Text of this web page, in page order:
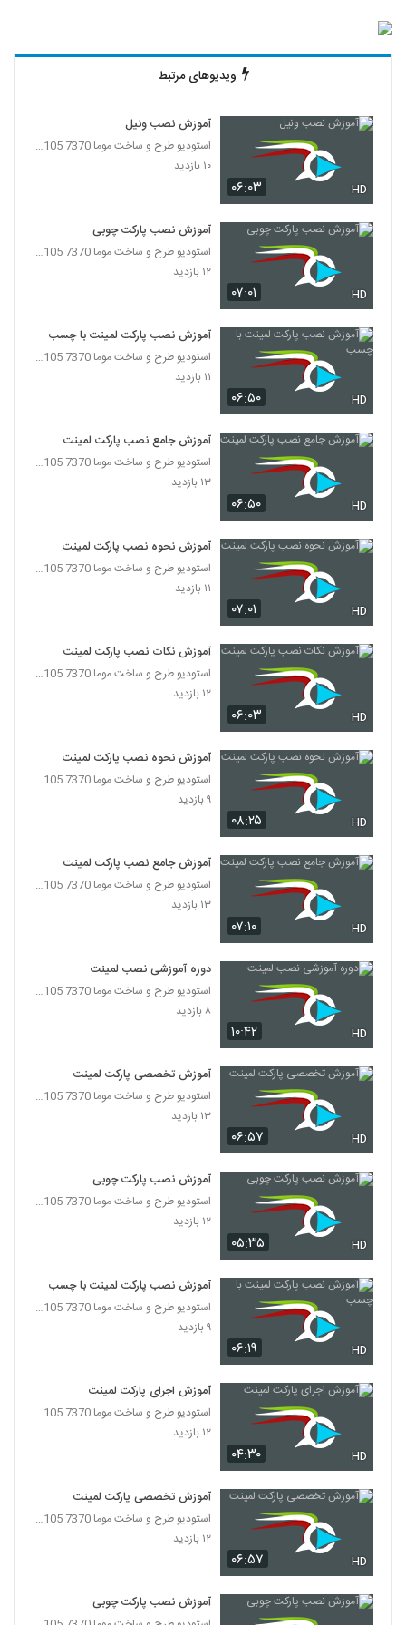
ویدیوهای مرتبط
۰۶:۰۳ HD
آموزش نصب ونیل
استودیو طرح و ساخت موما 7370 7105-021
۱۰ بازدید
۰۷:۰۱ HD
آموزش نصب پارکت چوبی
استودیو طرح و ساخت موما 7370 7105-021
۱۲ بازدید
۰۶:۵۰ HD
آموزش نصب پارکت لمینت با چسب
استودیو طرح و ساخت موما 7370 7105-021
۱۱ بازدید
۰۶:۵۰ HD
آموزش جامع نصب پارکت لمینت
استودیو طرح و ساخت موما 7370 7105-021
۱۳ بازدید
۰۷:۰۱ HD
آموزش نحوه نصب پارکت لمینت
استودیو طرح و ساخت موما 7370 7105-021
۱۱ بازدید
۰۶:۰۳ HD
آموزش نکات نصب پارکت لمینت
استودیو طرح و ساخت موما 7370 7105-021
۱۲ بازدید
۰۸:۲۵ HD
آموزش نحوه نصب پارکت لمینت
استودیو طرح و ساخت موما 7370 7105-021
۹ بازدید
۰۷:۱۰ HD
آموزش جامع نصب پارکت لمینت
استودیو طرح و ساخت موما 7370 7105-021
۱۳ بازدید
۱۰:۴۲ HD
دوره آموزشی نصب لمینت
استودیو طرح و ساخت موما 7370 7105-021
۸ بازدید
۰۶:۵۷ HD
آموزش تخصصی پارکت لمینت
استودیو طرح و ساخت موما 7370 7105-021
۱۳ بازدید
۰۵:۳۵ HD
آموزش نصب پارکت چوبی
استودیو طرح و ساخت موما 7370 7105-021
۱۲ بازدید
۰۶:۱۹ HD
آموزش نصب پارکت لمینت با چسب
استودیو طرح و ساخت موما 7370 7105-021
۹ بازدید
۰۴:۳۰ HD
آموزش اجرای پارکت لمینت
استودیو طرح و ساخت موما 7370 7105-021
۱۲ بازدید
۰۶:۵۷ HD
آموزش تخصصی پارکت لمینت
استودیو طرح و ساخت موما 7370 7105-021
۱۲ بازدید
آموزش نصب پارکت چوبی